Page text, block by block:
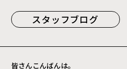
スタッフブログ
皆さんこんばんは。